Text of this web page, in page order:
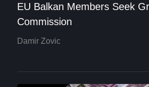
EU Balkan Members Seek
Commission
Damir Zovic